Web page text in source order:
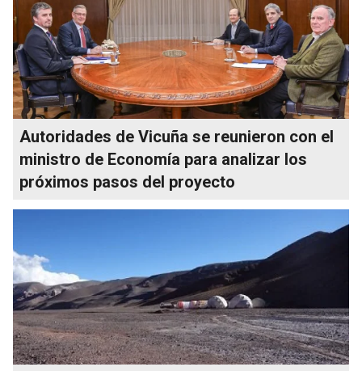
Autoridades de Vicuña se reunieron con el
ministro de Economía para analizar los
próximos pasos del proyecto